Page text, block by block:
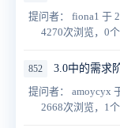
提问者： fiona1 于
4270次浏览，0
852 3.0中的需求
提问者： amoycyx
2668次浏览，1